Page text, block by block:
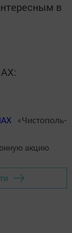
в
«Чистополь-